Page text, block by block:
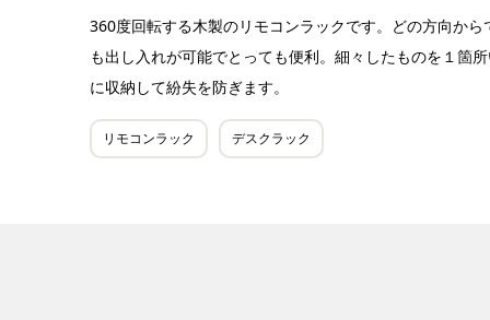
360度回転する木製のリモコンラックです。どの方向から
も出し入れが可能でとっても便利。細々したものを１箇
に収納して紛失を防ぎます。
リモコンラック デスクラック